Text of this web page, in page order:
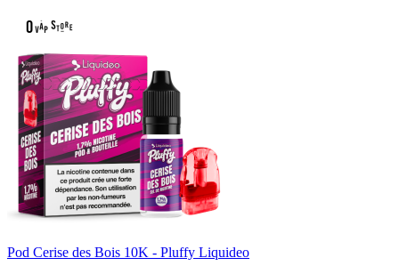
Pod Cerise des Bois 10K - Pluffy Liquideo